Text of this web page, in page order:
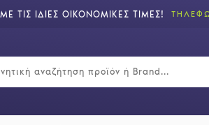
ΙΔΙΕΣ ΟΙΚΟΝΟΜΙΚΕΣ ΤΙΜΕΣ!